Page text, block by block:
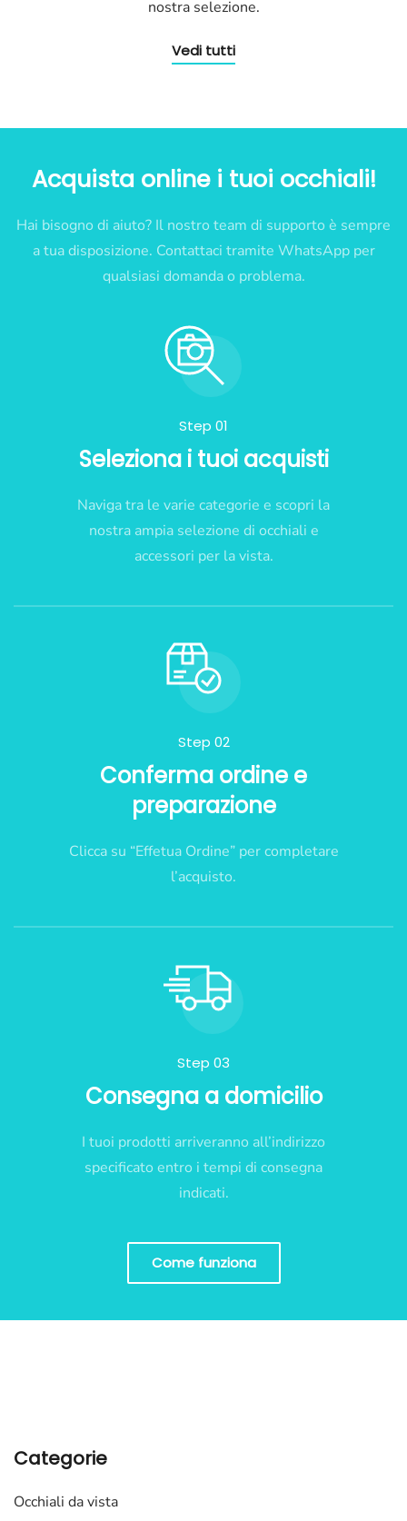
nostra selezione.
Vedi tutti
Acquista online i tuoi occhiali!
Hai bisogno di aiuto? Il nostro team di supporto è sempre
a tua disposizione. Contattaci tramite WhatsApp per
qualsiasi domanda o problema.
Step 01
Seleziona i tuoi acquisti
Naviga tra le varie categorie e scopri la
nostra ampia selezione di occhiali e
accessori per la vista.
Step 02
Conferma ordine e
preparazione
Clicca su “Effetua Ordine” per completare
l’acquisto.
Step 03
Consegna a domicilio
I tuoi prodotti arriveranno all’indirizzo
specificato entro i tempi di consegna
indicati.
Come funziona
Categorie
Occhiali da vista